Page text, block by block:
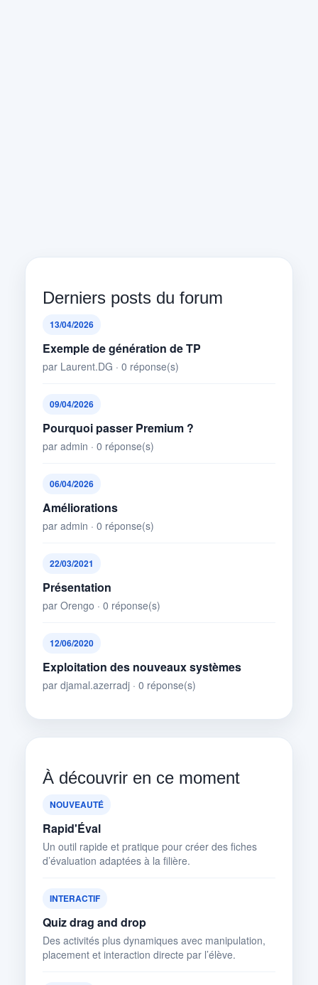
Derniers posts du forum
13/04/2026
Exemple de génération de TP
par Laurent.DG · 0 réponse(s)
09/04/2026
Pourquoi passer Premium ?
par admin · 0 réponse(s)
06/04/2026
Améliorations
par admin · 0 réponse(s)
22/03/2021
Présentation
par Orengo · 0 réponse(s)
12/06/2020
Exploitation des nouveaux systèmes
par djamal.azerradj · 0 réponse(s)
À découvrir en ce moment
NOUVEAUTÉ
Rapid'Éval
Un outil rapide et pratique pour créer des fiches
d’évaluation adaptées à la filière.
INTERACTIF
Quiz drag and drop
Des activités plus dynamiques avec manipulation,
placement et interaction directe par l’élève.